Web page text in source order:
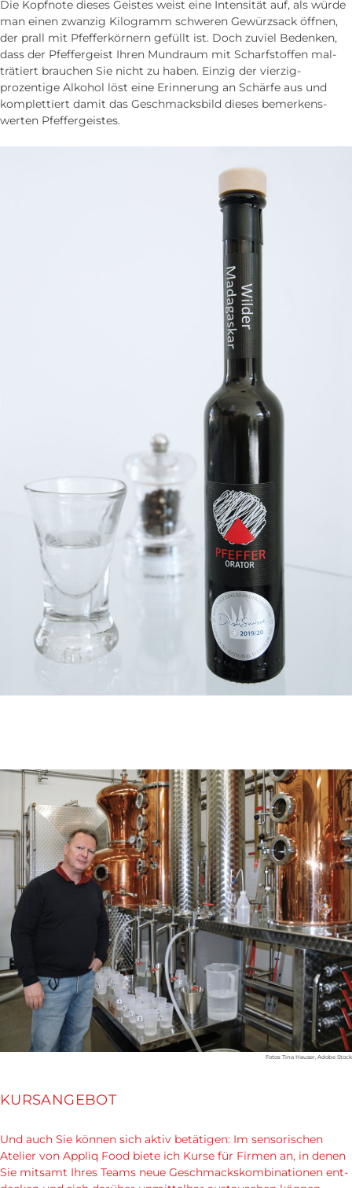
Die Kopfnote dieses Geistes weist eine Intensität auf, als würde
man einen zwanzig Kilogramm schweren Gewürzsack öffnen,
der prall mit Pfeffer­körnern gefüllt ist. Doch zu­viel Bedenken,
dass der Pfeffergeist Ihren Mund­raum mit Scharf­stoffen mal­
trätiert brauchen Sie nicht zu haben. Einzig der vierzig­
prozentige Alkohol löst eine Erinnerung an Schärfe aus und
komplettiert damit das Geschmacks­bild dieses bemerkens­
werten Pfeffergeistes.
Fotos: Tina Hauser, Adobe Stock
KURSANGEBOT
Und auch Sie können sich aktiv betätigen: Im sensorischen
Atelier von Appliq Food biete ich Kurse für Firmen an, in denen
Sie mit­samt Ihres Teams neue Geschmacks­kombinationen ent­